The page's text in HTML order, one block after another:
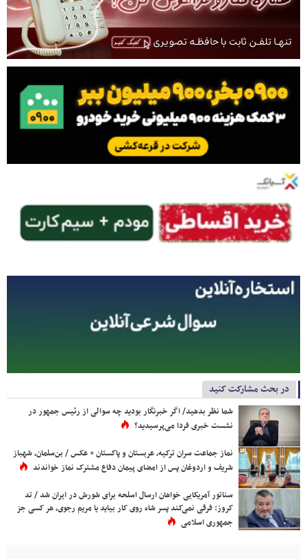
در بحث مشارکت کنید
شما نظر بدهید/ اگر خبرنگار بودید چه سوالی از رئیس جمهور در
نشست خبری فردا می‌پرسیدید؟
نماز جماعت سران ترکیه، عربستان و پاکستان + عکس / بن‌سلمان، شهباز
شریف و اردوغان پس از امضای پیمان دفاع مشترک نماز خواندند
سناتور آمریکایی خواهان ارسال اسلحه برای شورش در ایران شد / تد
کروز: فرقی نمی‌کند پسر شاه روی کار بیاید یا مریم رجوی، هر کسی جز
جمهوری اسلامی